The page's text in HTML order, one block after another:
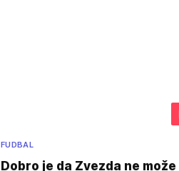
FUDBAL
Dobro je da Zvezda ne može